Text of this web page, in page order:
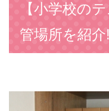
【小学校の
管場所を紹介!